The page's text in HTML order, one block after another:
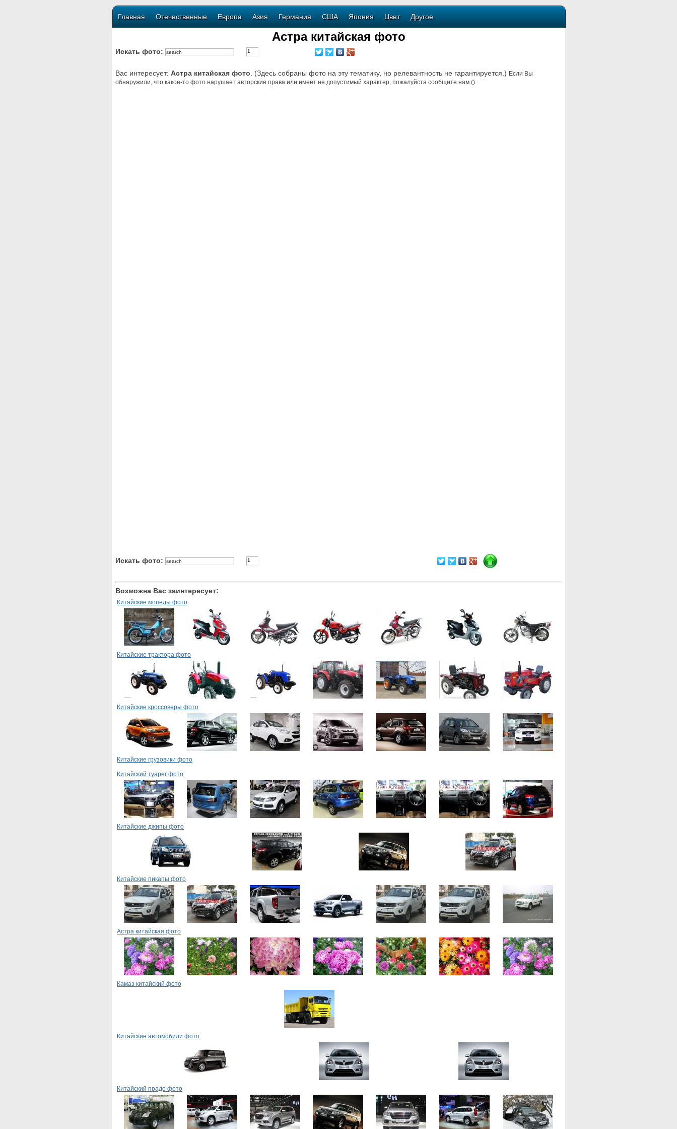
Главная Отечественные Европа Азия Германия США Япония Цвет Другое
Астра китайская фото
Искать фото:
Вас интересует: Астра китайская фото . (Здесь собраны фото на эту тематику, но релевантность не гарантируется.) Если Вы
обнаружили, что какое-то фото нарушает авторские права или имеет не допустимый характер, пожалуйста сообщите нам ().
Искать фото:
Возможна Вас заинтересует:
Китайские мопеды фото
Китайские трактора фото
Китайские кроссоверы фото
Китайские грузовики фото
Китайский туарег фото
Китайские джипы фото
Китайские пикапы фото
Астра китайская фото
Камаз китайский фото
Китайские автомобили фото
Китайский прадо фото